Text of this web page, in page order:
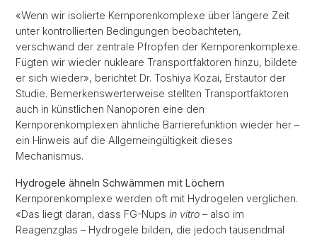
«Wenn wir isolierte Kernporenkomplexe über längere Zeit
unter kontrollierten Bedingungen beobachteten,
verschwand der zentrale Pfropfen der Kernporenkomplexe.
Fügten wir wieder nukleare Transportfaktoren hinzu, bildete
er sich wieder», berichtet Dr. Toshiya Kozai, Erstautor der
Studie. Bemerkenswerterweise stellten Transportfaktoren
auch in künstlichen Nanoporen eine den
Kernporenkomplexen ähnliche Barrierefunktion wieder her –
ein Hinweis auf die Allgemeingültigkeit dieses
Mechanismus.
Hydrogele ähneln Schwämmen mit Löchern
Kernporenkomplexe werden oft mit Hydrogelen verglichen.
«Das liegt daran, dass FG-Nups in vitro – also im
Reagenzglas – Hydrogele bilden, die jedoch tausendmal